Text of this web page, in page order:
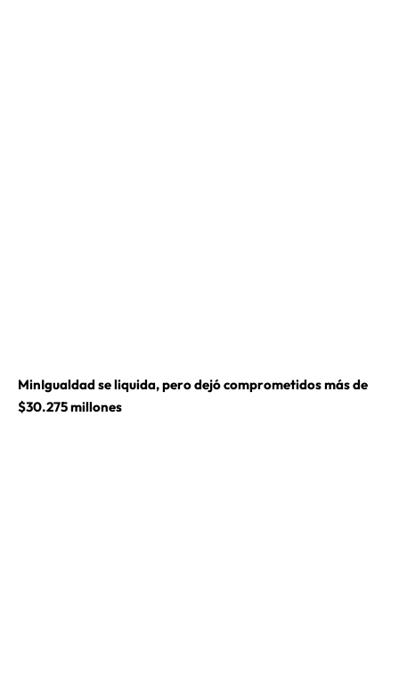
MinIgualdad se liquida, pero dejó comprometidos más de
$30.275 millones